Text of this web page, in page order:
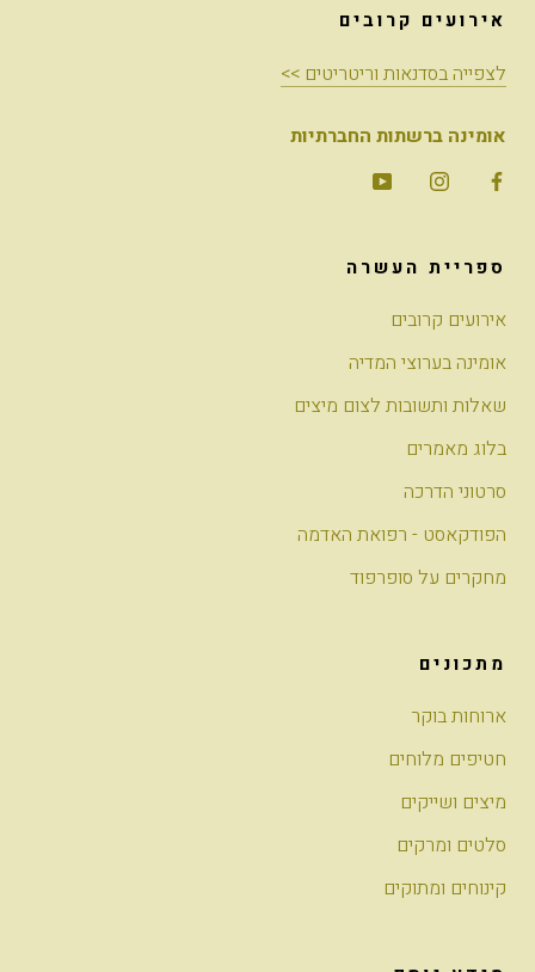
אירועים קרובים
לצפייה בסדנאות וריטריטים >>
אומינה ברשתות החברתיות
ספריית העשרה
אירועים קרובים
אומינה בערוצי המדיה
שאלות ותשובות לצום מיצים
בלוג מאמרים
סרטוני הדרכה
הפודקאסט - רפואת האדמה
מחקרים על סופרפוד
מתכונים
ארוחות בוקר
חטיפים מלוחים
מיצים ושייקים
סלטים ומרקים
קינוחים ומתוקים